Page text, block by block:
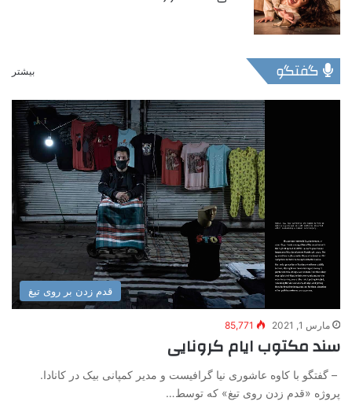
گفتگو بیشتر
قدم زدن بر روی تیغ
مارس 1, 2021 85,771
سند مکتوب ایام کرونایی
– گفتگو با کاوه عاشوری نیا گرافیست و مدیر کمپانی بیک در کانادا.
پروژه «قدم زدن روی تیغ» که توسط…